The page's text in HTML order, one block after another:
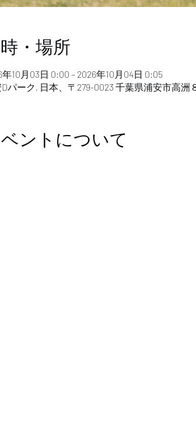
・場所
年10月03日 0:00 – 2026年10月04日 0:05
パーク, 日本、〒279-0023 千葉県浦安市高洲
ントについて